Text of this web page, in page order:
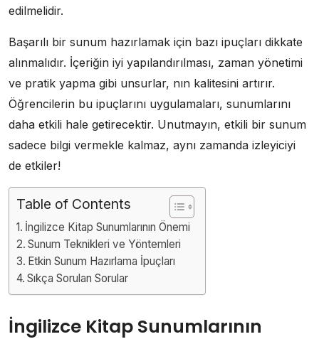
edilmelidir.
Başarılı bir sunum hazırlamak için bazı ipuçları dikkate
alınmalıdır. İçeriğin iyi yapılandırılması, zaman yönetimi
ve pratik yapma gibi unsurlar, nın kalitesini artırır.
Öğrencilerin bu ipuçlarını uygulamaları, sunumlarını
daha etkili hale getirecektir. Unutmayın, etkili bir sunum
sadece bilgi vermekle kalmaz, aynı zamanda izleyiciyi
de etkiler!
Table of Contents
İngilizce Kitap Sunumlarının Önemi
Sunum Teknikleri ve Yöntemleri
Etkin Sunum Hazırlama İpuçları
Sıkça Sorulan Sorular
İngilizce Kitap Sunumlarının